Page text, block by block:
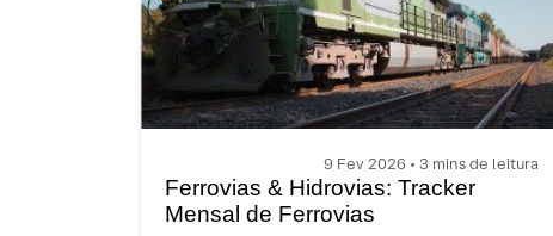
9 Fev 2026 • 3 mins de leitura
Ferrovias & Hidrovias: Tracker
Mensal de Ferrovias